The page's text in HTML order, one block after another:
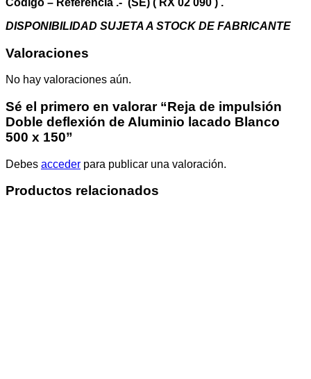
DISPONIBILIDAD SUJETA A STOCK DE FABRICANTE
Valoraciones
No hay valoraciones aún.
Sé el primero en valorar “Reja de impulsión
Doble deflexión de Aluminio lacado Blanco
500 x 150”
Debes acceder para publicar una valoración.
Productos relacionados